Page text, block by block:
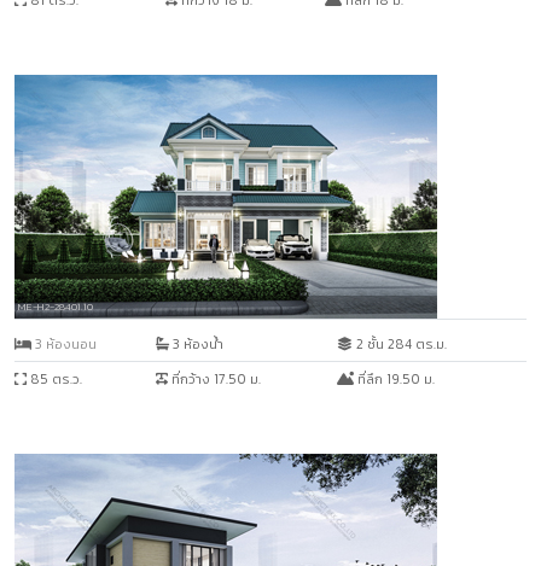
ME-H2-28401.10
3 ห้องนอน 3 ห้องน้ำ
2 ชั้น 284 ตร.ม.
85 ตร.ว.
ที่กว้าง 17.50 ม. ที่ลึก 19.50 ม.